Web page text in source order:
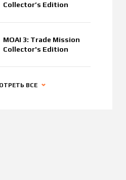
Collector’s Edition
MOAI 3: Trade Mission
Collector's Edition
ВСЕ